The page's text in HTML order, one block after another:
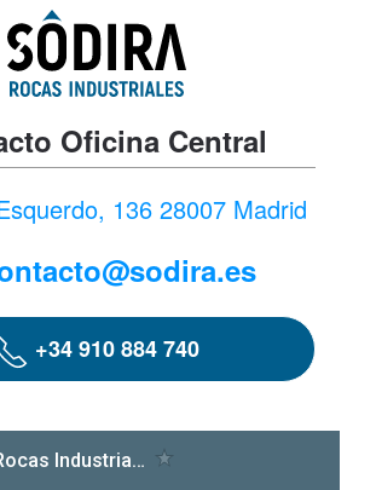
Oficina Central
136 28007 Madrid
+34 910 884 740